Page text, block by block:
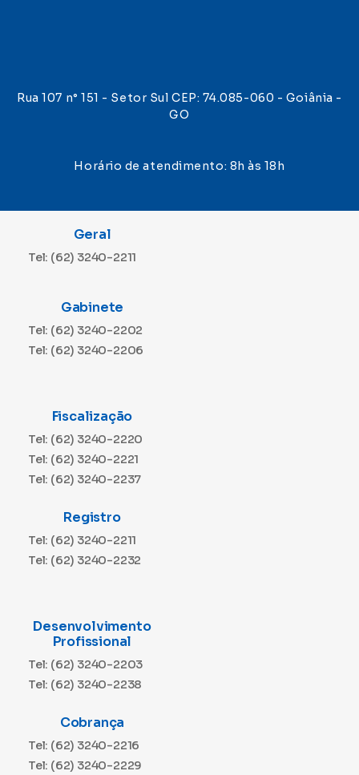
Rua 107 n° 151 - Setor Sul CEP: 74.085-060 - Goiânia -
GO
Horário de atendimento: 8h às 18h
Geral
Tel: (62) 3240-2211
Gabinete
Tel: (62) 3240-2202
Tel: (62) 3240-2206
Fiscalização
Tel: (62) 3240-2220
Tel: (62) 3240-2221
Tel: (62) 3240-2237
Registro
Tel: (62) 3240-2211
Tel: (62) 3240-2232
Desenvolvimento
Profissional
Tel: (62) 3240-2203
Tel: (62) 3240-2238
Cobrança
Tel: (62) 3240-2216
Tel: (62) 3240-2229